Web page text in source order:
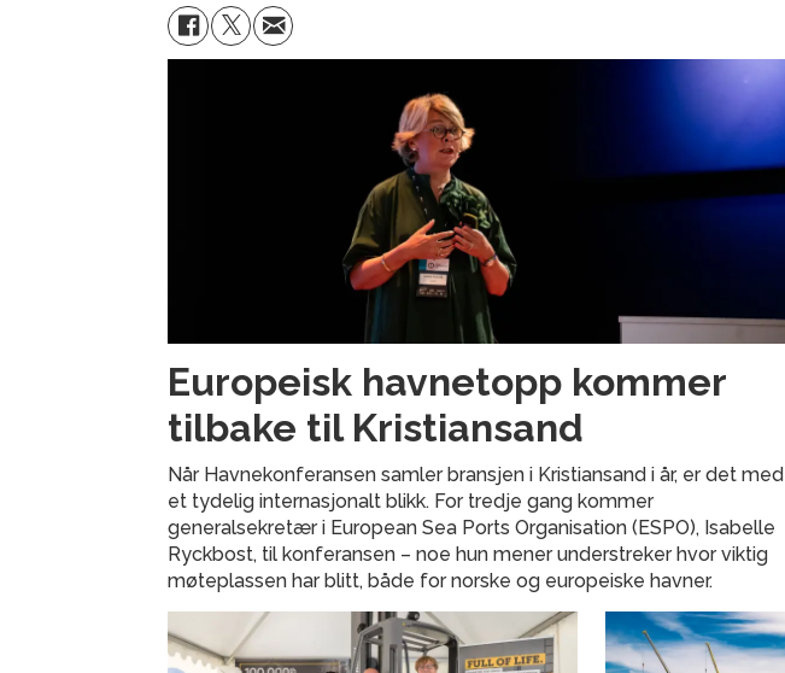
Europeisk havnetopp kommer
tilbake til Kristiansand
Når Havnekonferansen samler bransjen i Kristiansand i år, er det med
et tydelig internasjonalt blikk. For tredje gang kommer
generalsekretær i European Sea Ports Organisation (ESPO), Isabelle
Ryckbost, til konferansen – noe hun mener understreker hvor viktig
møteplassen har blitt, både for norske og europeiske havner.